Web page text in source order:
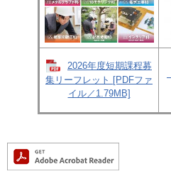
2026年度短期課程募
集リーフレット [PDFファ
イル／1.79MB]